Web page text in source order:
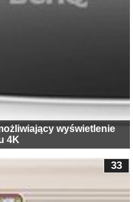
wyświetlenie
4K
33